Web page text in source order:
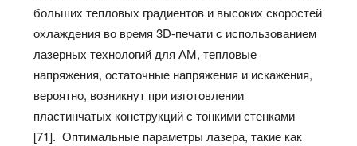
больших тепловых градиентов и высоких скоростей
охлаждения во время 3D-печати с использованием
лазерных технологий для АМ, тепловые
напряжения, остаточные напряжения и искажения,
вероятно, возникнут при изготовлении
пластинчатых конструкций с тонкими стенками
[71]. Оптимальные параметры лазера, такие как